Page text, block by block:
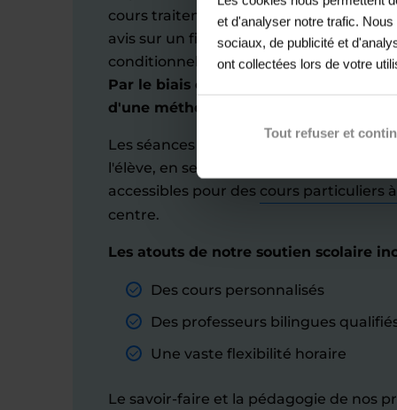
et d'analyser notre trafic.
sociaux, de publicité et
ont collectées lors de votre
Tout refuser et
cours traitent les éléments essentiels
avis sur un film ou une émission, utiliser
conditionnel, etc.) avec un focus
Par le biais de nos professeurs
d'une méthode personnalisée et
Les séances d'anglais sont planifiées
l'élève, en semaine ou le week-end. Nos
accessibles pour des cours particuliers
centre.
Les atouts de notre soutien scolaire
Des cours personnalisés
Des professeurs bilingues
Une vaste flexibilité horaire
Le savoir-faire et la pédagogie de nos